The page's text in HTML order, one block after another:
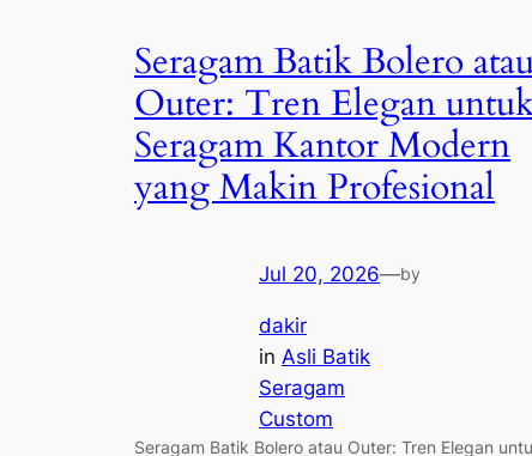
Seragam Batik Bolero
Outer: Tren Elegan
Seragam Kantor Modern
yang Makin Profesional
Jul 20, 2026—by
dakir
in Asli Batik
Seragam
Custom
Seragam Batik Bolero atau Outer: Tren Elegan